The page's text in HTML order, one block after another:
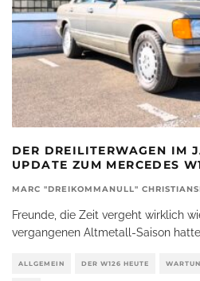
DER DREILITERWAGEN IM
UPDATE ZUM MERCEDES
MARC "DREIKOMMANULL"
Freunde, die Zeit vergeht wirklich
vergangenen Altmetall-Saison
ALLGEMEIN DER W126 HEUTE